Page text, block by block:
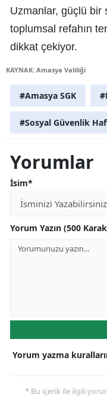
Uzmanlar, güçlü bir
toplumsal refahın
dikkat çekiyor.
KAYNAK: Amasya Valiliği
#Amasya SGK
#Sosyal Güvenlik
Yorumlar
İsim*
Yorum Yazın (500
Yorum yazma
* Bu içerik ile ilgili